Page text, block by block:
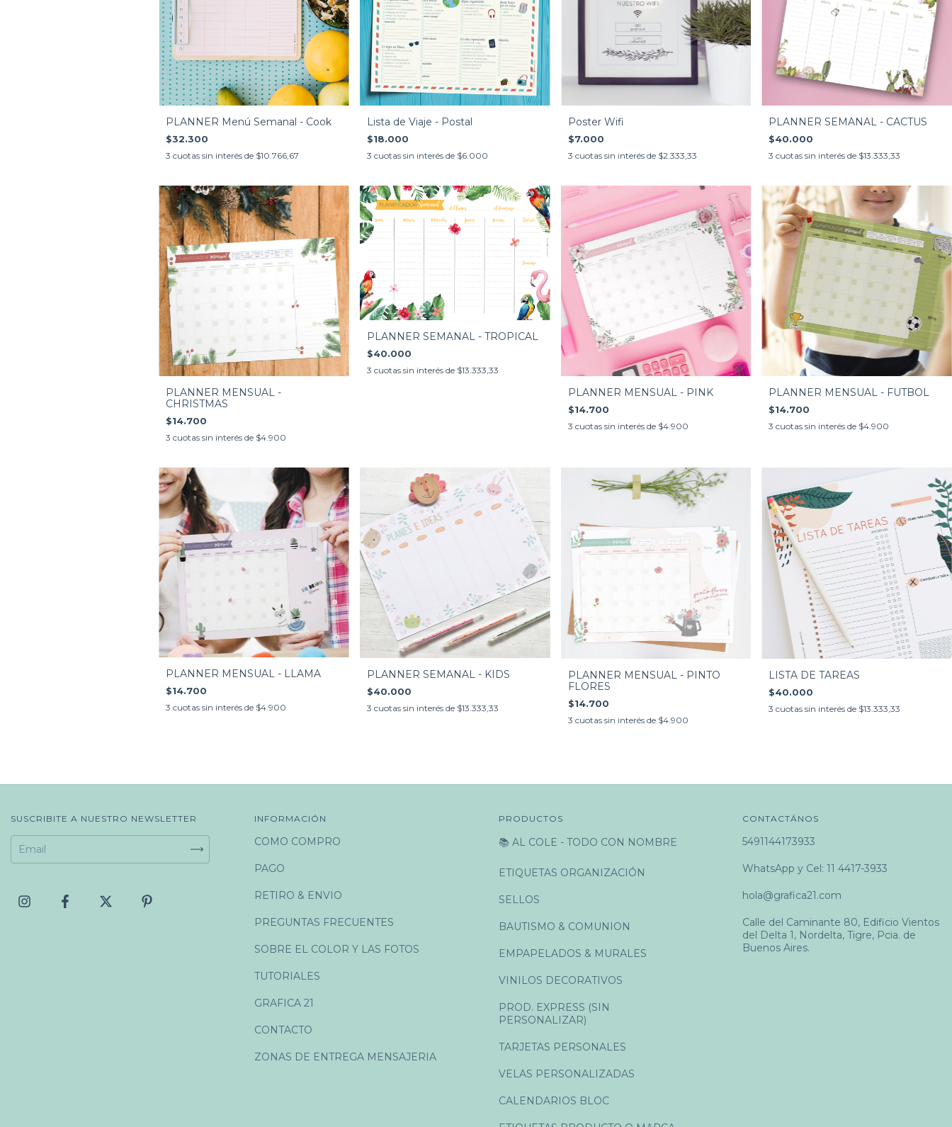
PLANNER Menú Semanal - Cook
$32.300
3 cuotas sin interés de $10.766,67
Lista de Viaje - Postal
$18.000
3 cuotas sin interés de $6.000
Poster Wifi
$7.000
3 cuotas sin interés de $2.333,33
PLANNER SEMANAL - CACTUS
$40.000
3 cuotas sin interés de $13.333,33
PLANNER MENSUAL -
CHRISTMAS
$14.700
3 cuotas sin interés de $4.900
PLANNER SEMANAL - TROPICAL
$40.000
3 cuotas sin interés de $13.333,33
PLANNER MENSUAL - PINK
$14.700
3 cuotas sin interés de $4.900
PLANNER MENSUAL - FUTBOL
$14.700
3 cuotas sin interés de $4.900
PLANNER MENSUAL - LLAMA
$14.700
3 cuotas sin interés de $4.900
PLANNER SEMANAL - KIDS
$40.000
3 cuotas sin interés de $13.333,33
PLANNER MENSUAL - PINTO
FLORES
$14.700
3 cuotas sin interés de $4.900
LISTA DE TAREAS
$40.000
3 cuotas sin interés de $13.333,33
SUSCRIBITE A NUESTRO NEWSLETTER INFORMACIÓN
COMO COMPRO
PAGO
RETIRO & ENVIO
PREGUNTAS FRECUENTES
SOBRE EL COLOR Y LAS FOTOS
TUTORIALES
GRAFICA 21
CONTACTO
ZONAS DE ENTREGA MENSAJERIA
PRODUCTOS
📚 AL COLE - TODO CON NOMBRE
ETIQUETAS ORGANIZACIÓN
SELLOS
BAUTISMO & COMUNION
EMPAPELADOS & MURALES
VINILOS DECORATIVOS
PROD. EXPRESS (SIN
PERSONALIZAR)
TARJETAS PERSONALES
VELAS PERSONALIZADAS
CALENDARIOS BLOC
CONTACTÁNOS
5491144173933
WhatsApp y Cel: 11 4417-3933
hola@grafica21.com
Calle del Caminante 80, Edificio Vientos
del Delta 1, Nordelta, Tigre, Pcia. de
Buenos Aires.